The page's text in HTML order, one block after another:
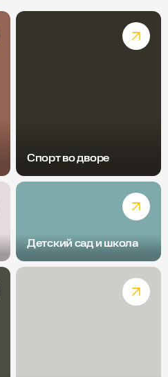
Спорт во дворе
Детский сад и школа